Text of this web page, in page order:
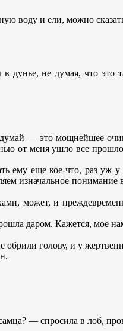
воду и ели, можно
не думая, что это
— это мощнейшее
от меня ушло все
ему еще кое-что, раз уж
изначальное
может, и
даром. Кажется, мое
голову, и у
— спросила в лоб,